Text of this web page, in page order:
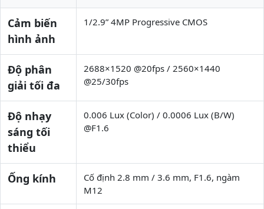
Cảm biến
hình ảnh
1/2.9” 4MP Progressive CMOS
Độ phân
giải tối đa
2688×1520 @20fps / 2560×1440
@25/30fps
Độ nhạy
sáng tối
thiểu
0.006 Lux (Color) / 0.0006 Lux (B/W)
@F1.6
Ống kính
Cố định 2.8 mm / 3.6 mm, F1.6, ngàm
M12